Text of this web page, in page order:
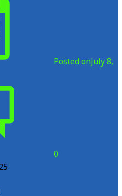
Posted onJuly 8,
0